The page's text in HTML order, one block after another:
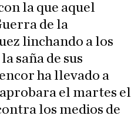
la que aquel
de la
linchando a los
saña de sus
ha llevado a
el martes el
los medios de